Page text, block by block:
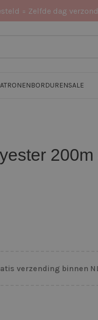
= Zelfde dag
BORDURENSALE
200m
verzending binnen